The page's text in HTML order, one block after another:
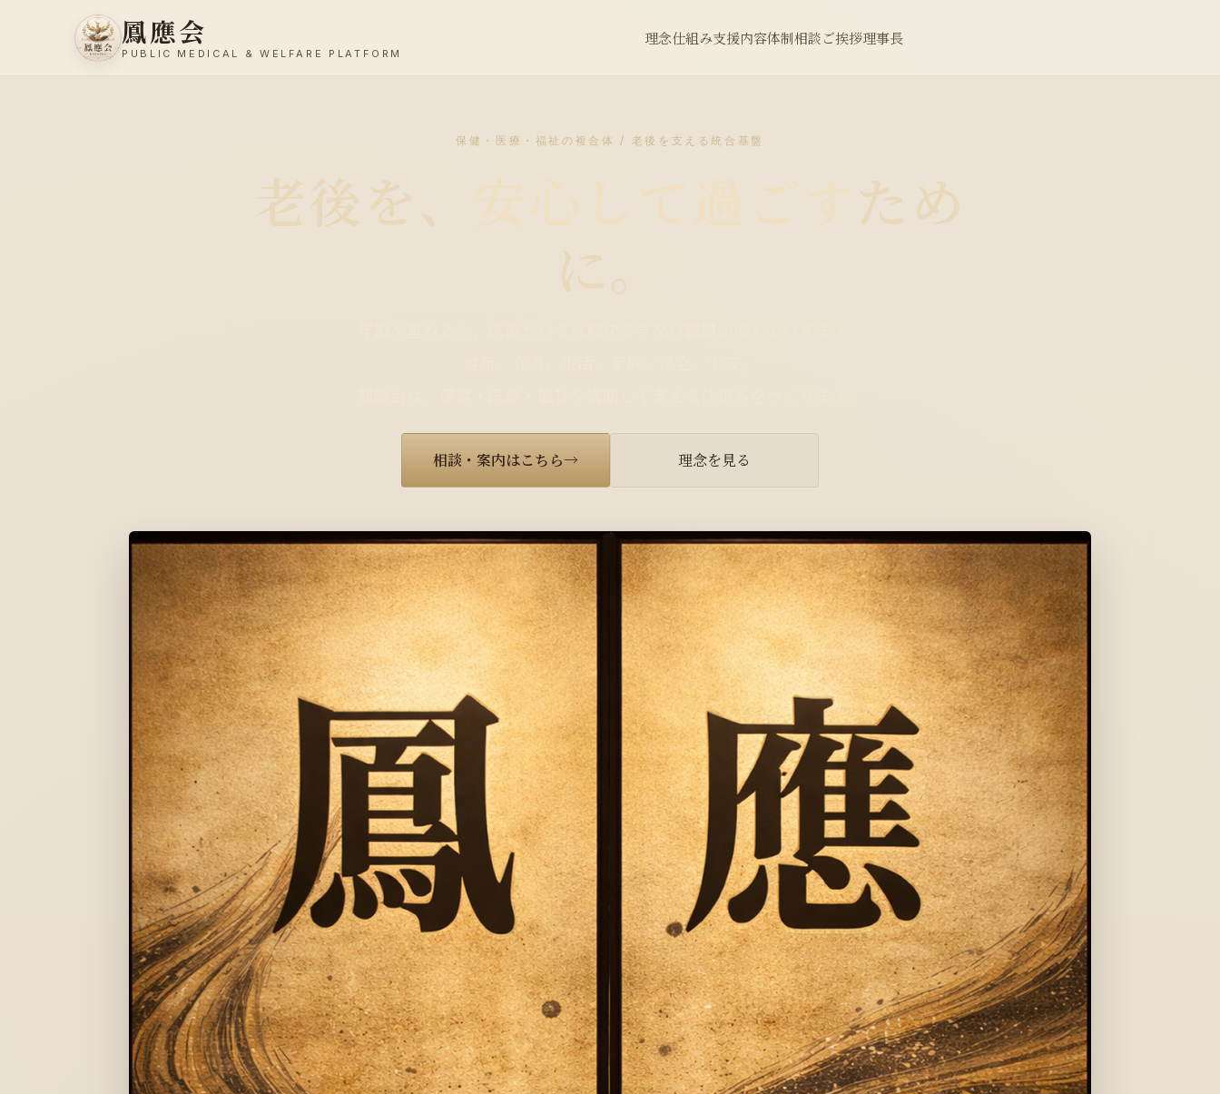
鳳應会
PUBLIC MEDICAL & WELFARE PLATFORM
理念仕組み支援内容体制相談ご挨拶理事長
保健・医療・福祉の複合体 / 老後を支える統合基盤
老後を、
ため
に。
相談・案内はこちら→ 理念を見る